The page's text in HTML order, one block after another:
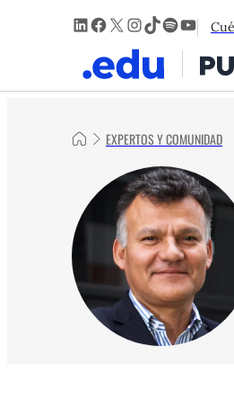
LinkedIn
Facebook
X Instagram
TikTok
Spotify
EXPERTOS Y COMUNIDAD